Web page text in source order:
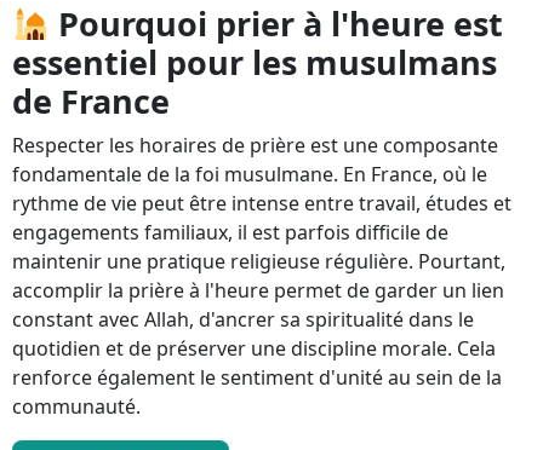
Pourquoi prier à l'heure est
essentiel pour les musulmans
de France
Respecter les horaires de prière est une composante
fondamentale de la foi musulmane. En France, où le
rythme de vie peut être intense entre travail, études et
engagements familiaux, il est parfois difficile de
maintenir une pratique religieuse régulière. Pourtant,
accomplir la prière à l'heure permet de garder un lien
constant avec Allah, d'ancrer sa spiritualité dans le
quotidien et de préserver une discipline morale. Cela
renforce également le sentiment d'unité au sein de la
communauté.